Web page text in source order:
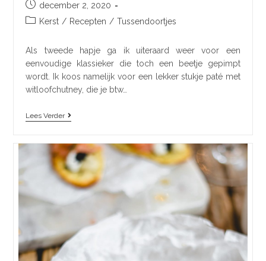
december 2, 2020
Kerst / Recepten / Tussendoortjes
Als tweede hapje ga ik uiteraard weer voor een
eenvoudige klassieker die toch een beetje gepimpt
wordt. Ik koos namelijk voor een lekker stukje paté met
witloofchutney, die je btw…
Lees Verder